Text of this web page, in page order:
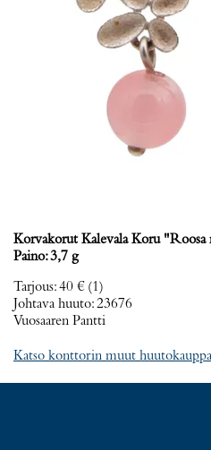
Korvakorut Kalevala Koru "Roosa
Paino: 3,7 g
Tarjous:40 € (1)
Johtava huuto:23676
Vuosaaren Pantti
Katso konttorin muut